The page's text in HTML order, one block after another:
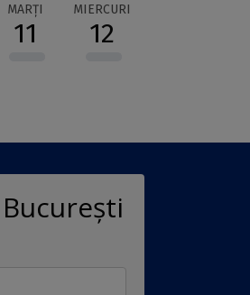
MARȚI
11
MIERCURI
12